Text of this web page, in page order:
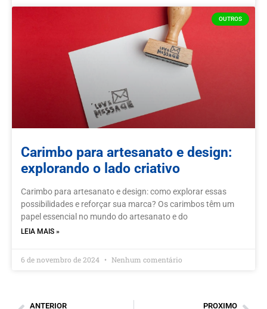
OUTROS
Carimbo para artesanato e design:
explorando o lado criativo
Carimbo para artesanato e design: como explorar essas
possibilidades e reforçar sua marca? Os carimbos têm um
papel essencial no mundo do artesanato e do
LEIA MAIS »
6 de novembro de 2024 Nenhum comentário
ANTERIOR PROXIMO